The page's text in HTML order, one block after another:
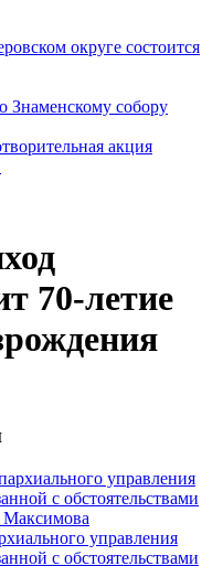
округе состоится
Знаменскому собору
акция
70-летие
управления
с обстоятельствами